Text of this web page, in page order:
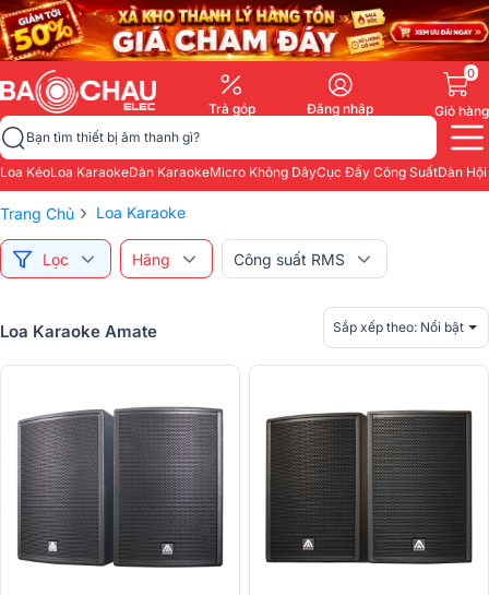
Trả góp Đăng nhập
0
Giỏ hàng
Bạn tìm thiết bị âm thanh gì?
Loa KéoLoa KaraokeDàn KaraokeMicro Không DâyCục Đẩy Công SuấtDàn
Trang Chủ › Loa Karaoke
Lọc Hãng Công suất RMS
Loa Karaoke Amate Sắp xếp theo: Nổi bật